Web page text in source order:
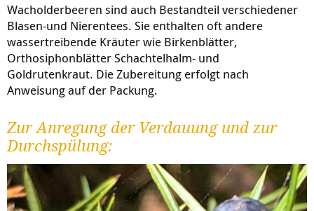
Wacholderbeeren sind auch Bestandteil verschiedener
Blasen-und Nierentees. Sie enthalten oft andere
wassertreibende Kräuter wie Birkenblätter,
Orthosiphonblätter Schachtelhalm- und
Goldrutenkraut. Die Zubereitung erfolgt nach
Anweisung auf der Packung.
Zur Anregung der Verdauung und zur
Durchspülung: